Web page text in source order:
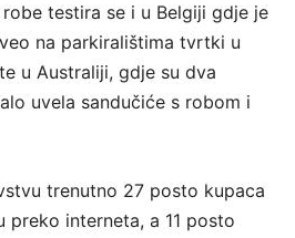
testira se i u Belgiji gdje je
na parkiralištima tvrtki u
u Australiji, gdje su dva
uvela sandučiće s robom i
trenutno 27 posto kupaca
preko interneta, a 11 posto